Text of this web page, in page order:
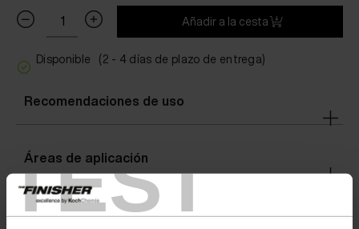
TEST
Añadir a la cesta
Disponible (2 - 4 días de plazo de entrega)
Recomendaciones de uso
Áreas de aplicación
Advertencias